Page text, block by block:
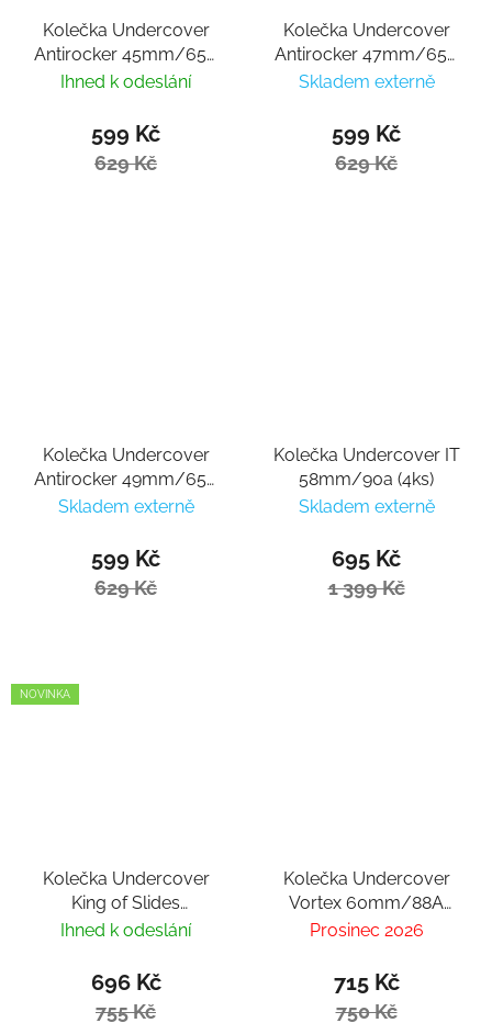
Kolečka Undercover
Antirocker 45mm/65d
(4ks)
Ihned k odeslání
599 Kč
629 Kč
Kolečka Undercover
Antirocker 47mm/65d
(4ks)
Skladem externě
599 Kč
629 Kč
Kolečka Undercover
Antirocker 49mm/65d
(4ks)
Skladem externě
599 Kč
629 Kč
Kolečka Undercover IT
58mm/90a (4ks)
Skladem externě
695 Kč
1 399 Kč
NOVINKA
Kolečka Undercover
King of Slides
80mm/90A (4ks)
Ihned k odeslání
696 Kč
755 Kč
Kolečka Undercover
Vortex 60mm/88A
(4ks)
Prosinec 2026
715 Kč
750 Kč